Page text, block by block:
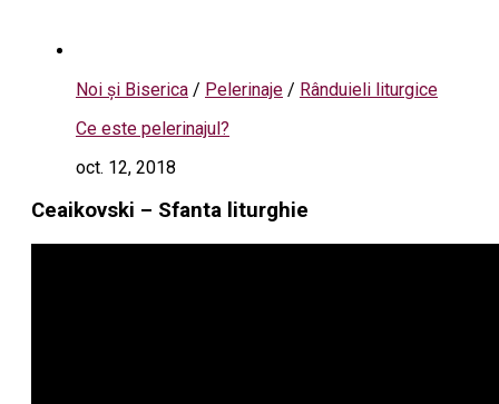
Noi și Biserica / Pelerinaje / Rânduieli liturgice
Ce este pelerinajul?
oct. 12, 2018
Ceaikovski – Sfanta liturghie